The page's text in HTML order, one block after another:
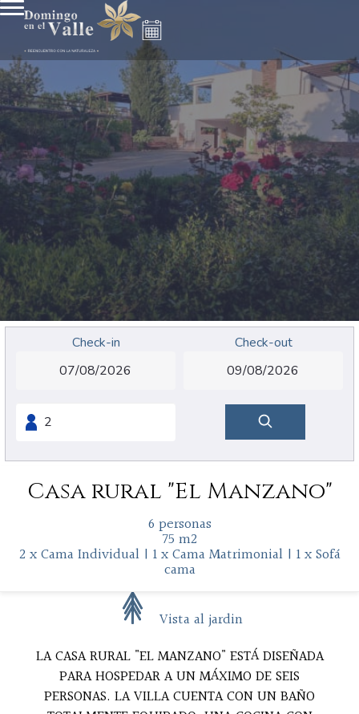
Check-in Check-out
Casa rural "El Manzano"
6 personas
75 m2
2 x Cama Individual| 1 x Cama Matrimonial| 1 x Sofá
cama
Vista al jardin
LA CASA RURAL "EL MANZANO" ESTÁ DISEÑADA
PARA HOSPEDAR A UN MÁXIMO DE SEIS
PERSONAS. LA VILLA CUENTA CON UN BAÑO